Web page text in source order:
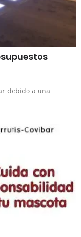
debido a una